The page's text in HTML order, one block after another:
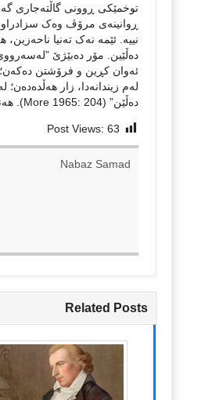
توخمێکی ڕوونی گاڵتەجاری
ڕوانینەی مرۆڤ وەک
نییە. ئێمە نەک تەنیا
دەڵێین. مۆر دەبێژێ
ئەوان کڕین و فرۆشتن دەکەن؛
لەم زیندانەدا، زار
دەڵێن” (More 1965: 204). هەندێ جار تێکستەکەی مۆڕ وەکو دەستنووسی تابلۆکانی بۆش (Bosch) دەخوێندرێتەوە.
Post Views: 63
Nabaz Samad
Related Posts